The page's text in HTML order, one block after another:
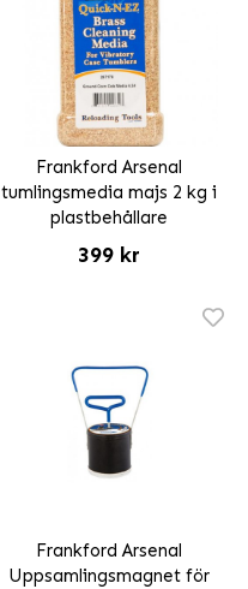
Frankford Arsenal
tumlingsmedia majs 2 kg i
plastbehållare
399 kr
Frankford Arsenal
Uppsamlingsmagnet för